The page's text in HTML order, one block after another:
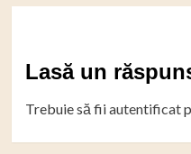
Lasă un
Trebuie să fiiautentificat